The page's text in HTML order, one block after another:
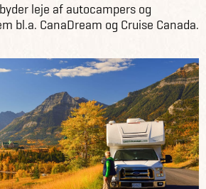
leje af autocampers og
bl.a. CanaDream og Cruise Canada.